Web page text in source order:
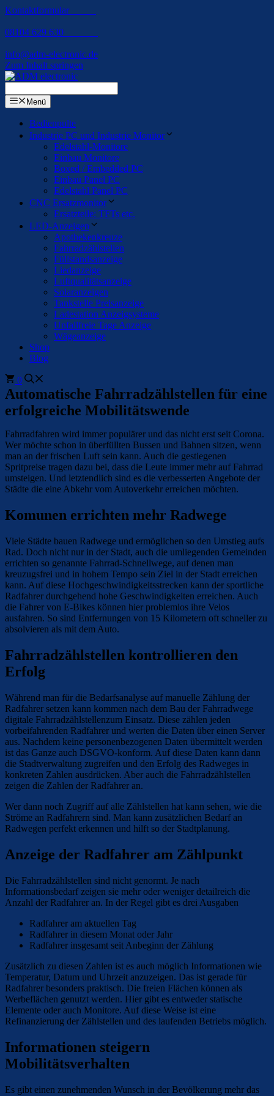
Kontaktformular
08104 629 630
info@adm-electronic.de
Zum Inhalt springen
Menü
Bedienpulte
Industrie PC und Industrie Monitor
Edelstahl-Monitore
Einbau Monitore
Boxed / Embedded PC
Einbau Panel PC
Edelstahl Panel PC
CNC Ersatzmonitor
Ersatzteile: TFTs etc.
LED-Anzeigen
Apothekenkreuze
Fahrradzählstellen
Füllstandsanzeige
Liedanzeige
Luftqualitätsanzeige
Solaranzeigen
Tankstelle Preisanzeige
Ladestation Anzeigsysteme
Unfallfreie Tage Anzeige
Wägeanzeige
Shop
Blog
0
Automatische Fahrradzählstellen für eine
erfolgreiche Mobilitätswende
Fahrradfahren wird immer populärer und das nicht erst seit Corona.
Wer möchte schon in überfüllten Bussen und Bahnen sitzen, wenn
man an der frischen Luft sein kann. Auch die gestiegenen
Spritpreise tragen dazu bei, dass die Leute immer mehr auf Fahrrad
umsteigen. Und letztendlich sind es die verbesserten Angebote der
Städte die eine Abkehr vom Autoverkehr erreichen möchten.
Komunen errichten mehr Radwege
Viele Städte bauen Radwege und ermöglichen so den Umstieg aufs
Rad. Doch nicht nur in der Stadt, auch die umliegenden Gemeinden
errichten so genannte Fahrrad-Schnellwege, auf denen man
kreuzugsfrei und in hohem Tempo sein Ziel in der Stadt erreichen
kann. Auf diese Hochgeschwindigkeitsstrecken kann der sportliche
Radfahrer durchgehend hohe Geschwindigkeiten erreichen. Auch
die Fahrer von E-Bikes können hier problemlos ihre Velos
ausfahren. So sind Entfernungen von 15 Kilometern oft schneller zu
absolvieren als mit dem Auto.
Fahrradzählstellen kontrollieren den
Erfolg
Während man für die Bedarfsanalyse auf manuelle Zählung der
Radfahrer setzen kann kommen nach dem Bau der Fahrradwege
digitale Fahrradzählstellenzum Einsatz. Diese zählen jeden
vorbeifahrenden Radfahrer und werten die Daten über einen Server
aus. Nachdem keine personenbezogenen Daten übermittelt werden
ist das Ganze auch DSGVO-konform. Auf diese Daten kann dann
die Stadtverwaltung zugreifen und den Erfolg des Radweges in
konkreten Zahlen ausdrücken. Aber auch die Fahrradzählstellen
zeigen die Zahlen der Radfahrer an.
Wer dann noch Zugriff auf alle Zählstellen hat kann sehen, wie die
Ströme an Radfahrern sind. Man kann zusätzlichen Bedarf an
Radwegen perfekt erkennen und hilft so der Stadtplanung.
Anzeige der Radfahrer am Zählpunkt
Die Fahrradzählstellen sind nicht genormt. Je nach
Informationsbedarf zeigen sie mehr oder weniger detailreich die
Anzahl der Radfahrer an. In der Regel gibt es drei Ausgaben
Radfahrer am aktuellen Tag
Radfahrer in diesem Monat oder Jahr
Radfahrer insgesamt seit Anbeginn der Zählung
Zusätzlich zu diesen Zahlen ist es auch möglich Informationen wie
Temperatur, Datum und Uhrzeit anzuzeigen. Das ist gerade für
Radfahrer besonders praktisch. Die freien Flächen können als
Werbeflächen genutzt werden. Hier gibt es entweder statische
Elemente oder auch Monitore. Auf diese Weise ist eine
Refinanzierung der Zählstellen und des laufenden Betriebs möglich.
Informationen steigern
Mobilitätsverhalten
Es gibt einen zunehmenden Wunsch in der Bevölkerung mehr das